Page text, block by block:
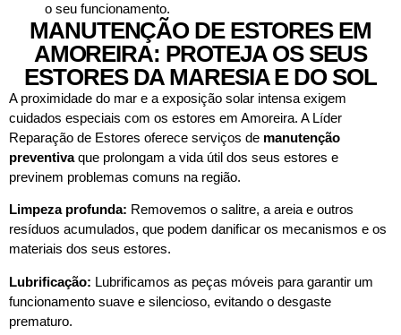
o seu funcionamento.
MANUTENÇÃO DE ESTORES EM
AMOREIRA: PROTEJA OS SEUS
ESTORES DA MARESIA E DO SOL
A proximidade do mar e a exposição solar intensa exigem
cuidados especiais com os estores em Amoreira. A Líder
Reparação de Estores oferece serviços de manutenção
preventivaque prolongam a vida útil dos seus estores e
previnem problemas comuns na região.
Limpeza profunda: Removemos o salitre, a areia e outros
resíduos acumulados, que podem danificar os mecanismos e os
materiais dos seus estores.
Lubrificação: Lubrificamos as peças móveis para garantir um
funcionamento suave e silencioso, evitando o desgaste
prematuro.